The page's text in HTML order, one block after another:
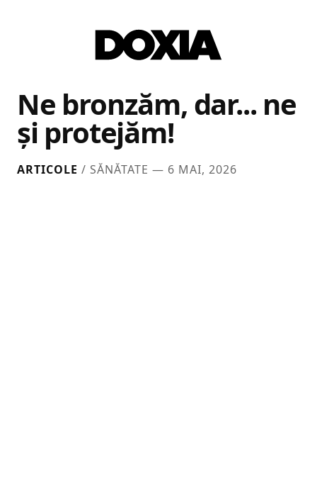
Ne bronzăm, dar... ne
și protejăm!
ARTICOLE / SĂNĂTATE — 6 MAI, 2026